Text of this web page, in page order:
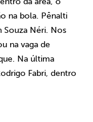
na bola. Pênalti
Néri. Nos
na vaga de
Na última
Fabri, dentro